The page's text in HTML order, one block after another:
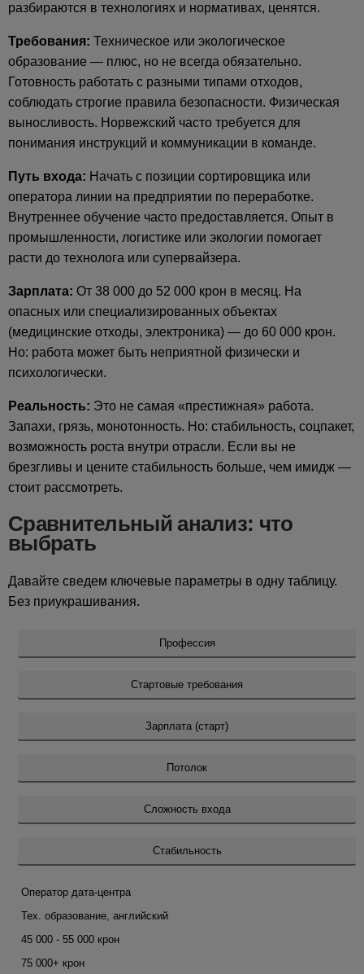
разбираются в технологиях и нормативах, ценятся.
Требования: Техническое или экологическое
образование — плюс, но не всегда обязательно.
Готовность работать с разными типами отходов,
соблюдать строгие правила безопасности. Физическая
выносливость. Норвежский часто требуется для
понимания инструкций и коммуникации в команде.
Путь входа: Начать с позиции сортировщика или
оператора линии на предприятии по переработке.
Внутреннее обучение часто предоставляется. Опыт в
промышленности, логистике или экологии помогает
расти до технолога или супервайзера.
Зарплата: От 38 000 до 52 000 крон в месяц. На
опасных или специализированных объектах
(медицинские отходы, электроника) — до 60 000 крон.
Но: работа может быть неприятной физически и
психологически.
Реальность: Это не самая «престижная» работа.
Запахи, грязь, монотонность. Но: стабильность, соцпакет,
возможность роста внутри отрасли. Если вы не
брезгливы и цените стабильность больше, чем имидж —
стоит рассмотреть.
Сравнительный анализ: что
выбрать
Давайте сведем ключевые параметры в одну таблицу.
Без приукрашивания.
Профессия
Стартовые требования
Зарплата (старт)
Потолок
Сложность входа
Стабильность
Оператор дата-центра
Тех. образование, английский
45 000 - 55 000 крон
75 000+ крон